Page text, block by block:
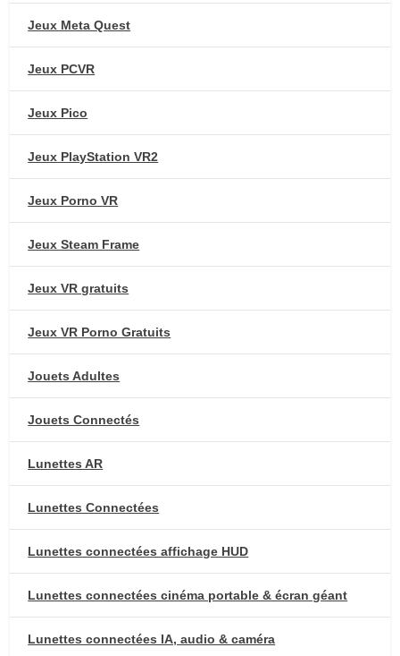
Jeux Meta Quest
Jeux PCVR
Jeux Pico
Jeux PlayStation VR2
Jeux Porno VR
Jeux Steam Frame
Jeux VR gratuits
Jeux VR Porno Gratuits
Jouets Adultes
Jouets Connectés
Lunettes AR
Lunettes Connectées
Lunettes connectées affichage HUD
Lunettes connectées cinéma portable & écran géant
Lunettes connectées IA, audio & caméra